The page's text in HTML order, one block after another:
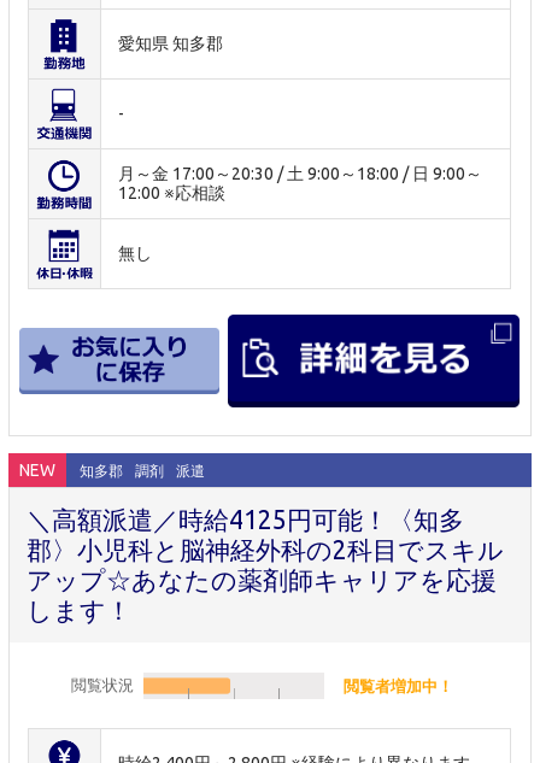
愛知県 知多郡
-
月～金 17:00～20:30 / 土 9:00～18:00 / 日 9:00～
12:00 ※応相談
無し
NEW 知多郡 調剤 派遣
＼高額派遣／時給4125円可能！〈知多
郡〉小児科と脳神経外科の2科目でスキル
アップ☆あなたの薬剤師キャリアを応援
します！
閲覧状況 閲覧者増加中！